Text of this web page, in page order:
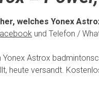
welches Yonex
und Telefon /
Astrox
heute versandt.